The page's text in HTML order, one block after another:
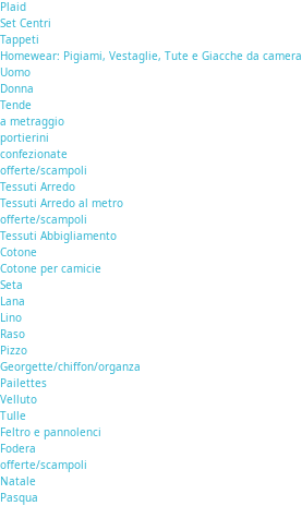
Plaid
Set Centri
Tappeti
Homewear: Pigiami, Vestaglie, Tute e Giacche da camera
Uomo
Donna
Tende
a metraggio
portierini
confezionate
offerte/scampoli
Tessuti Arredo
Tessuti Arredo al metro
offerte/scampoli
Tessuti Abbigliamento
Cotone
Cotone per camicie
Seta
Lana
Lino
Raso
Pizzo
Georgette/chiffon/organza
Pailettes
Velluto
Tulle
Feltro e pannolenci
Fodera
offerte/scampoli
Natale
Pasqua